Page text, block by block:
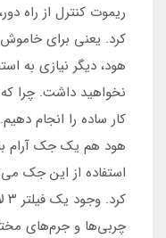
ریموت کنترل از راه
کرد. یعنی برای
هود، دیگر نیازی به
نخواهید داشت. چرا
کار ساده را انجام
هود هم یک جک آرام
استفاده از این جک
چربی‌ها و جرم‌های